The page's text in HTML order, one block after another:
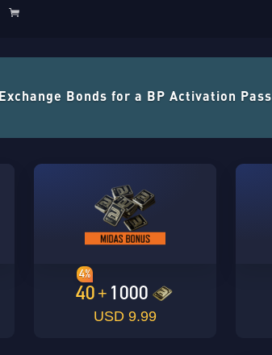
Exchange Bonds for a BP Activation Pass
1000
+
40
4%
9.99 USD